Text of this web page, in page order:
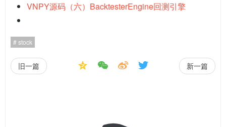
VNPY源码（六）BacktesterEngine回测引擎
stock
旧一篇 新一篇